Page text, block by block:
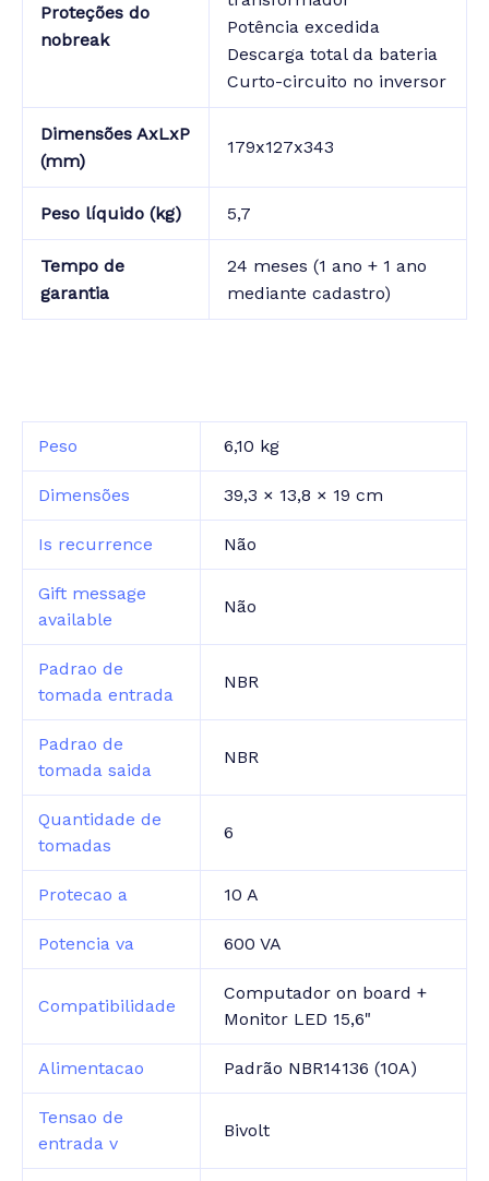
Proteções do
nobreak
Potência excedida
Descarga total da bateria
Curto-circuito no inversor
Dimensões AxLxP
(mm)
179x127x343
Peso líquido (kg) 5,7
Tempo de
garantia
24 meses (1 ano + 1 ano
mediante cadastro)
Peso 6,10 kg
Dimensões 39,3 × 13,8 × 19 cm
Is recurrence Não
Gift message
available
Não
Padrao de
tomada entrada
NBR
Padrao de
tomada saida
NBR
Quantidade de
tomadas
6
Protecao a 10 A
Potencia va 600 VA
Compatibilidade
Computador on board +
Monitor LED 15,6"
Alimentacao Padrão NBR14136 (10A)
Tensao de
entrada v
Bivolt